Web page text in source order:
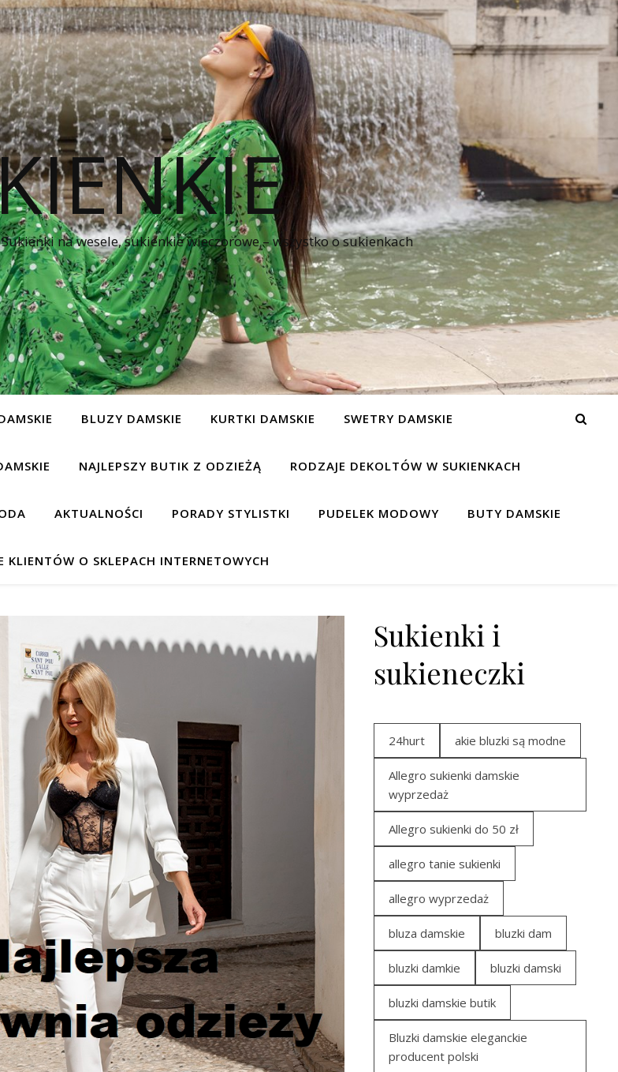
na wesele, sukienkie wieczorowe – wszystko o sukienkach
BLUZY DAMSKIE KURTKI DAMSKIE SWETRY DAMSKIE
NAJLEPSZY BUTIK Z ODZIEŻĄ RODZAJE DEKOLTÓW W SUKIENKACH
AKTUALNOŚCI PORADY STYLISTKI PUDELEK MODOWY BUTY DAMSKIE
KLIENTÓW O SKLEPACH INTERNETOWYCH
Sukienki i
sukieneczki
24hurt akie bluzki są modne
Allegro sukienki damskie
wyprzedaż
Allegro sukienki do 50 zł
allegro tanie sukienki
allegro wyprzedaż
bluza damskie bluzki dam
bluzki damkie bluzki damski
bluzki damskie butik
Bluzki damskie eleganckie
producent polski